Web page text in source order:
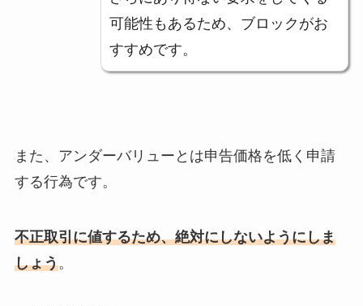
可能性もあるため、ブロックがお
すすめです。
また、アンダーバリューとは申告価格を低く申請
する行為です。
不正取引に値するため、絶対にしないようにしま
しょう。